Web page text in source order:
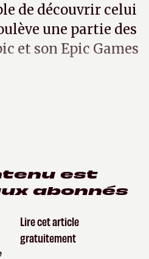
de découvrir celui
une partie des
et son Epic Games
est
abonnés
Lire cet article
gratuitement